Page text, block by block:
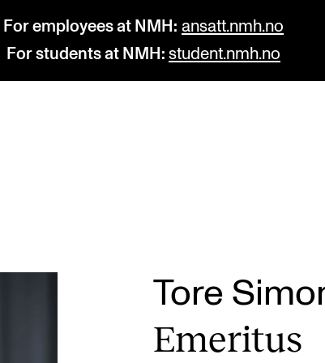
For employees at NMH: ansatt.nmh.no
For students at NMH: student.nmh.no
The Library
Departments and DisciplinesTore
Emer­it­us